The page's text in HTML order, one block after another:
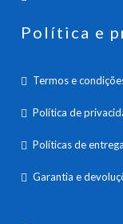
Política e
Termos e
Política de
Políticas de
Garantia e